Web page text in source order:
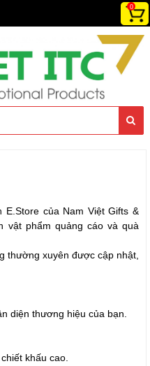
0
của Nam Việt Gifts &
vật phẩm quảng cáo và quà
thường xuyên được cập nhật,
diện thương hiệu của bạn.
khấu cao.